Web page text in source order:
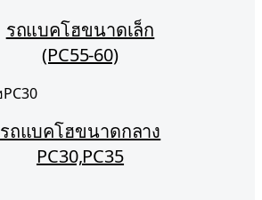
รถแบคโฮขนาดเล็ก
(PC55-60)
รถแบคโฮขนาดกลาง
PC30,PC35